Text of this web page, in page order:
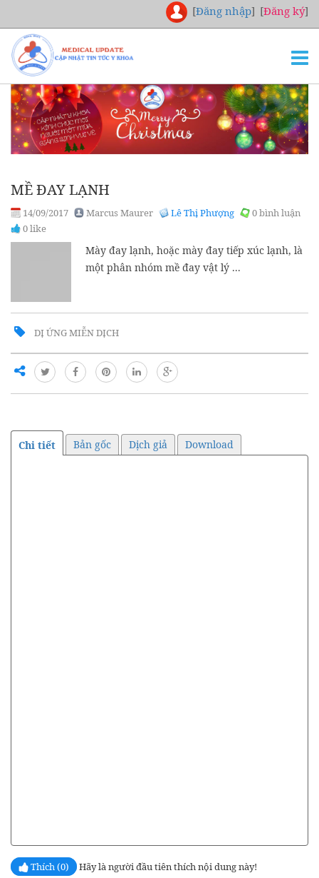
[Đăng nhập] [Đăng ký]
TRANG CHỦ
THƯ VIỆN
NGHIÊN CỨU
TUYỂN DỤNG
LIÊN HỆ
MỀ ĐAY LẠNH
14/09/2017 Marcus Maurer Lê Thị Phượng
0 bình luận
0 like
Mày đay lạnh, hoặc mày đay tiếp xúc lạnh, là
một phân nhóm mề đay vật lý ...
DỊ ỨNG MIỄN DỊCH
Chi tiết Bản gốc Dịch giả Download
Thích (0) Hãy là người đầu tiên thích nội dung này!